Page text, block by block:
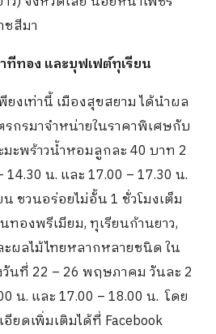
สีมา
ทีทอง และบุฟเฟต์ทุเรียน
งเท่านี้ เมืองสุขสยาม ได้นำผล
กรมาจำหน่ายในราคาพิเศษกับ
ะพร้าวน้ำหอมลูกละ 40 บาท 2
14.30 น. และ 17.00 – 17.30 น.
ชวนอร่อยไม่อั้น 1 ชั่วโมงเต็ม
องพรีเมียม, ทุเรียนก้านยาว,
ผลไม้ไทยหลากหลายชนิด ใน
วันที่ 22 – 26 พฤษภาคม วันละ 2
น. และ 17.00 – 18.00 น. โดย
ยดเพิ่มเติมได้ที่ Facebook